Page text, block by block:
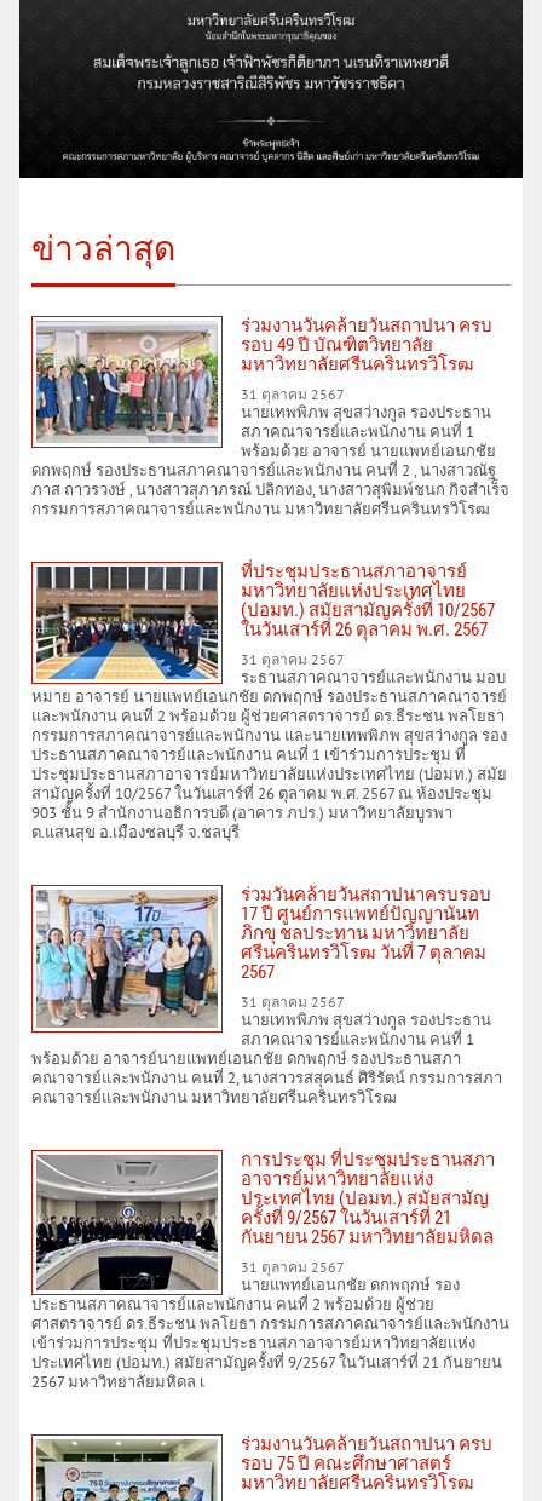
ข่าวล่าสุด
ร่วมงานวันคล้ายวันสถาปนา ครบ
รอบ 49 ปี บัณฑิตวิทยาลัย
มหาวิทยาลัยศรีนครินทรวิโรฒ
31 ตุลาคม 2567
นายเทพพิภพ สุขสว่างกูล รองประธาน
สภาคณาจารย์และพนักงาน คนที่ 1
พร้อมด้วย อาจารย์ นายแพทย์เอนกชัย
ดกพฤกษ์ รองประธานสภาคณาจารย์และพนักงาน คนที่ 2 , นางสาวณัฐ
ภาส ถาวรวงษ์ , นางสาวสุภาภรณ์ ปลิกทอง, นางสาวสุพิมพ์ชนก กิจสำเร็จ
กรรมการสภาคณาจารย์และพนักงาน มหาวิทยาลัยศรีนครินทรวิโรฒ
ที่ประชุมประธานสภาอาจารย์
มหาวิทยาลัยแห่งประเทศไทย
(ปอมท.) สมัยสามัญครั้งที่ 10/2567
ในวันเสาร์ที่ 26 ตุลาคม พ.ศ. 2567
31 ตุลาคม 2567
ระธานสภาคณาจารย์และพนักงาน มอบ
หมาย อาจารย์ นายแพทย์เอนกชัย ดกพฤกษ์ รองประธานสภาคณาจารย์
และพนักงาน คนที่ 2 พร้อมด้วย ผู้ช่วยศาสตราจารย์ ดร.ธีระชน พลโยธา
กรรมการสภาคณาจารย์และพนักงาน และนายเทพพิภพ สุขสว่างกูล รอง
ประธานสภาคณาจารย์และพนักงาน คนที่ 1 เข้าร่วมการประชุม ที่
ประชุมประธานสภาอาจารย์มหาวิทยาลัยแห่งประเทศไทย (ปอมท.) สมัย
สามัญครั้งที่ 10/2567 ในวันเสาร์ที่ 26 ตุลาคม พ.ศ. 2567 ณ ห้องประชุม
903 ชั้น 9 สำนักงานอธิการบดี (อาคาร ภปร.) มหาวิทยาลัยบูรพา
ต.แสนสุข อ.เมืองชลบุรี จ.ชลบุรี
ร่วมวันคล้ายวันสถาปนาครบรอบ
17 ปี ศูนย์การแพทย์ปัญญานันท
ภิกขุ ชลประทาน มหาวิทยาลัย
ศรีนครินทรวิโรฒ วันที่ 7 ตุลาคม
2567
31 ตุลาคม 2567
นายเทพพิภพ สุขสว่างกูล รองประธาน
สภาคณาจารย์และพนักงาน คนที่ 1
พร้อมด้วย อาจารย์นายแพทย์เอนกชัย ดกพฤกษ์ รองประธานสภา
คณาจารย์และพนักงาน คนที่ 2, นางสาวรสสุคนธ์ ศิริรัตน์ กรรมการสภา
คณาจารย์และพนักงาน มหาวิทยาลัยศรีนครินทรวิโรฒ
การประชุม ที่ประชุมประธานสภา
อาจารย์มหาวิทยาลัยแห่ง
ประเทศไทย (ปอมท.) สมัยสามัญ
ครั้งที่ 9/2567 ในวันเสาร์ที่ 21
กันยายน 2567 มหาวิทยาลัยมหิดล
31 ตุลาคม 2567
นายแพทย์เอนกชัย ดกพฤกษ์ รอง
ประธานสภาคณาจารย์และพนักงาน คนที่ 2 พร้อมด้วย ผู้ช่วย
ศาสตราจารย์ ดร.ธีระชน พลโยธา กรรมการสภาคณาจารย์และพนักงาน
เข้าร่วมการประชุม ที่ประชุมประธานสภาอาจารย์มหาวิทยาลัยแห่ง
ประเทศไทย (ปอมท.) สมัยสามัญครั้งที่ 9/2567 ในวันเสาร์ที่ 21 กันยายน
2567 มหาวิทยาลัยมหิดล เ
ร่วมงานวันคล้ายวันสถาปนา ครบ
รอบ 75 ปี คณะศึกษาศาสตร์
มหาวิทยาลัยศรีนครินทรวิโรฒ